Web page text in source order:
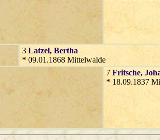
3 Latzel, Bertha
* 09.01.1868 Mittelwalde
7 Fritsche,
* 18.09.1837